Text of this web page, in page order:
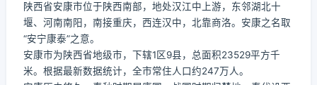
陕西省安康市位于陕西南部，地处汉江中上游，东邻湖北十
堰、河南南阳，南接重庆，西连汉中，北靠商洛。安康之名取
“安宁康泰”之意。
安康市为陕西省地级市，下辖1区9县，总面积23529平方千
米。根据最新数据统计，全市常住人口约247万人。